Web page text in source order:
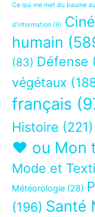
Ce qui me met du baume
d’information (9)
humain
(83) Défense
végétaux
français
Histoire (221)
❤ ou Mon
Mode et
Météorologie (28)
(196) Santé